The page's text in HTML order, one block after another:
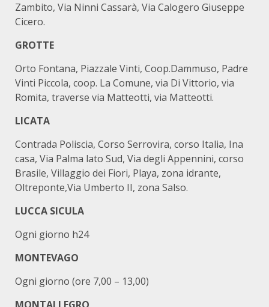
Zambito, Via Ninni Cassarà, Via Calogero Giuseppe
Cicero.
GROTTE
Orto Fontana, Piazzale Vinti, Coop.Dammuso, Padre
Vinti Piccola, coop. La Comune, via Di Vittorio, via
Romita, traverse via Matteotti, via Matteotti.
LICATA
Contrada Poliscia, Corso Serrovira, corso Italia, Ina
casa, Via Palma lato Sud, Via degli Appennini, corso
Brasile, Villaggio dei Fiori, Playa, zona idrante,
Oltreponte,Via Umberto II, zona Salso.
LUCCA SICULA
Ogni giorno h24
MONTEVAGO
Ogni giorno (ore 7,00 – 13,00)